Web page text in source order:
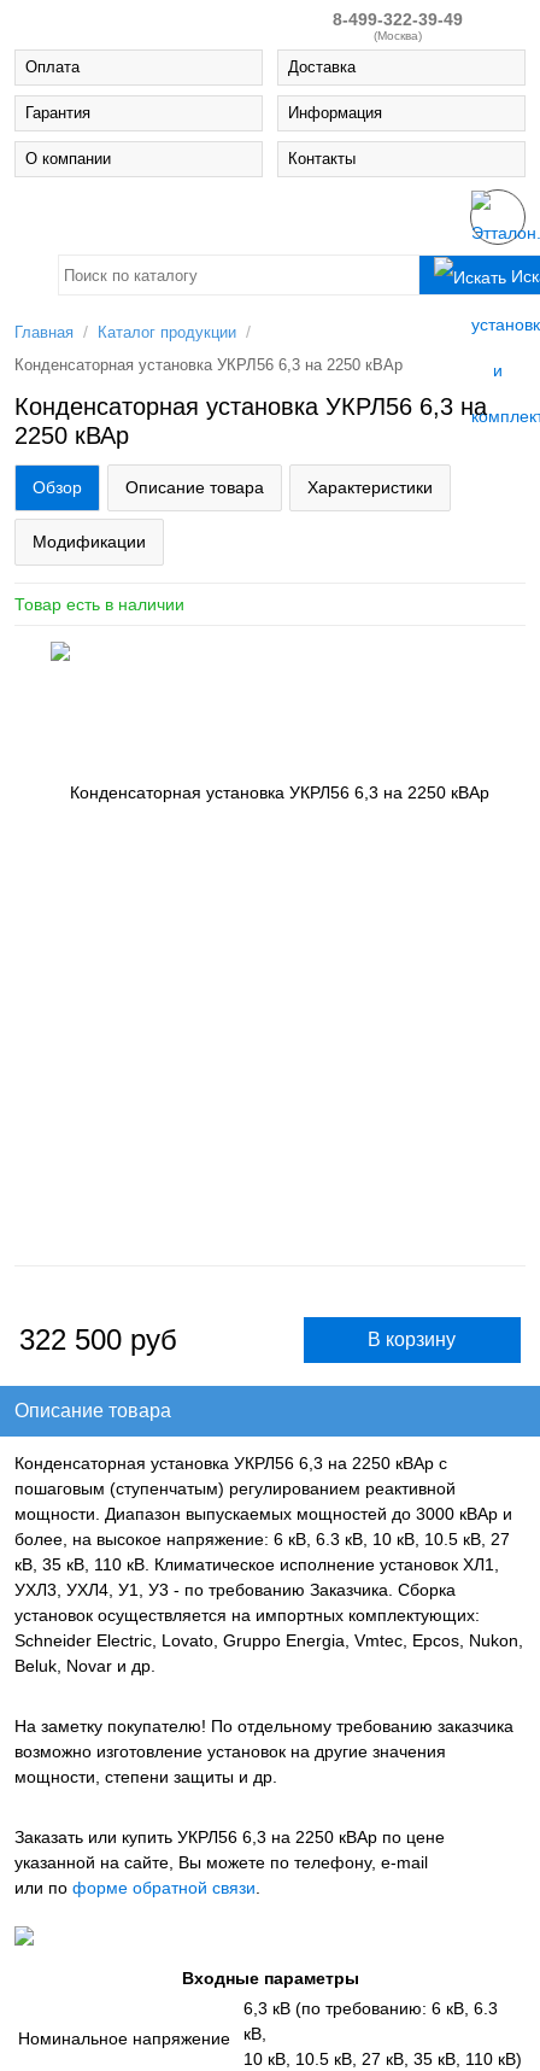
8-499-322-39-49
(Москва)
Оплата Доставка
Гарантия Информация
О компании Контакты
Главная / Каталог продукции /
Конденсаторная установка УКРЛ56 6,3 на 2250 кВАр
Конденсаторная установка УКРЛ56 6,3 на
2250 кВАр
Обзор Описание товара Характеристики
Модификации
Товар есть в наличии
322 500 руб
Описание товара
Конденсаторная установка УКРЛ56 6,3 на 2250 кВАр с
пошаговым (ступенчатым) регулированием реактивной
мощности. Диапазон выпускаемых мощностей до 3000 кВАр и
более, на высокое напряжение: 6 кВ, 6.3 кВ, 10 кВ, 10.5 кВ, 27
кВ, 35 кВ, 110 кВ. Климатическое исполнение установок ХЛ1,
УХЛ3, УХЛ4, У1, У3 - по требованию Заказчика. Сборка
установок осуществляется на импортных комплектующих:
Schneider Electric, Lovato, Gruppo Energia, Vmtec, Epcos, Nukon,
Beluk, Novar и др.
На заметку покупателю! По отдельному требованию заказчика
возможно изготовление установок на другие значения
мощности, степени защиты и др.
Заказать или купить УКРЛ56 6,3 на 2250 кВАр по цене
указанной на сайте, Вы можете по телефону, e-mail
или по форме обратной связи.
Входные параметры
Номинальное напряжение
6,3 кВ (по требованию: 6 кВ, 6.3
кВ,
10 кВ, 10.5 кВ, 27 кВ, 35 кВ, 110 кВ)